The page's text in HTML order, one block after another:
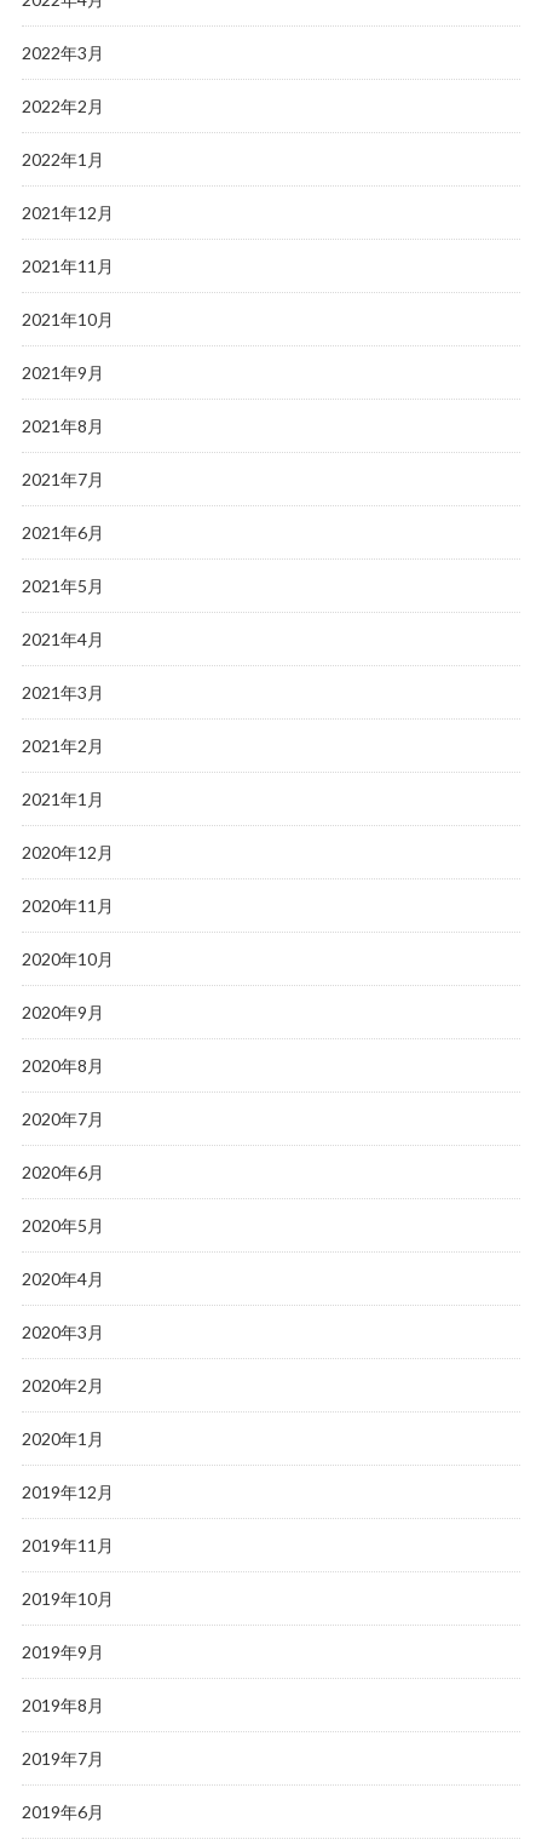
2022年3月
2022年2月
2022年1月
2021年12月
2021年11月
2021年10月
2021年9月
2021年8月
2021年7月
2021年6月
2021年5月
2021年4月
2021年3月
2021年2月
2021年1月
2020年12月
2020年11月
2020年10月
2020年9月
2020年8月
2020年7月
2020年6月
2020年5月
2020年4月
2020年3月
2020年2月
2020年1月
2019年12月
2019年11月
2019年10月
2019年9月
2019年8月
2019年7月
2019年6月